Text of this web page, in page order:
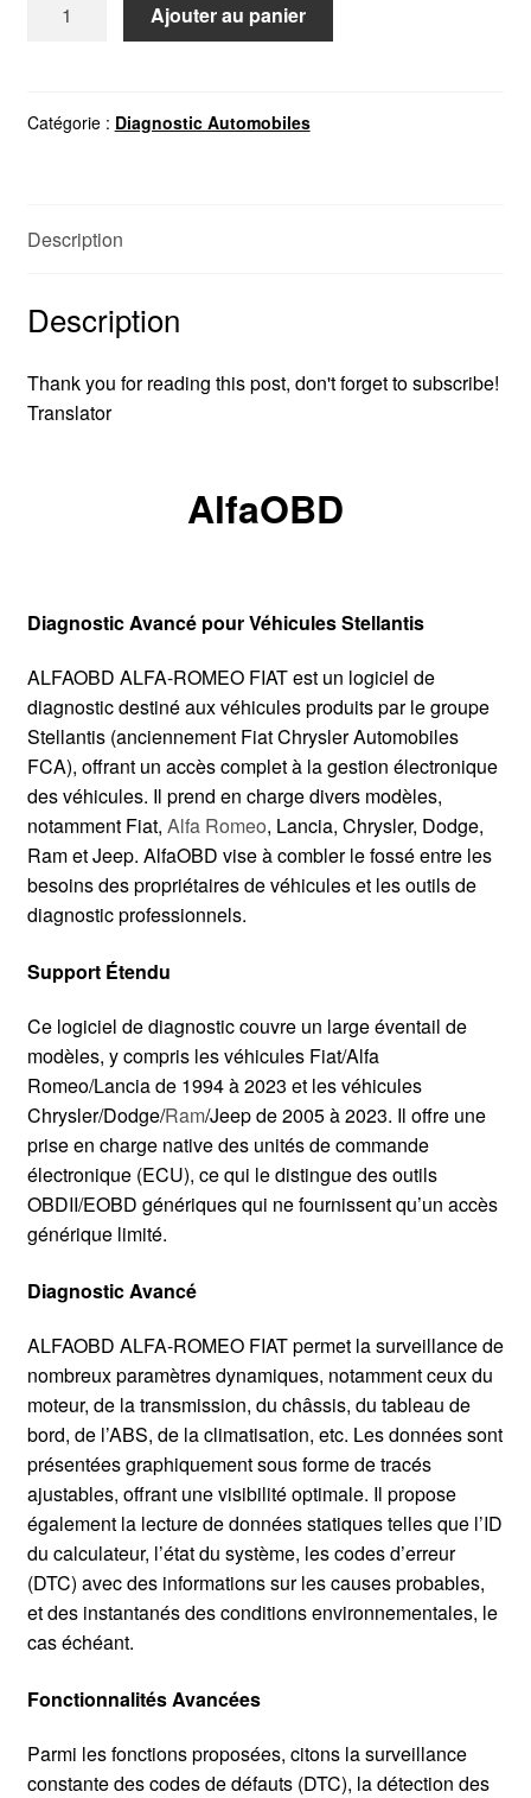
ROMEO
Ajouter au panier
Catégorie : Diagnostic Automobiles
Description
Description
Thank you for reading this post, don't forget to subscribe!
Translator
AlfaOBD
Diagnostic Avancé pour Véhicules Stellantis
ALFAOBD ALFA-ROMEO FIAT est un logiciel de
diagnostic destiné aux véhicules produits par le groupe
Stellantis (anciennement Fiat Chrysler Automobiles
FCA), offrant un accès complet à la gestion électronique
des véhicules. Il prend en charge divers modèles,
notamment Fiat, Alfa Romeo, Lancia, Chrysler, Dodge,
Ram et Jeep. AlfaOBD vise à combler le fossé entre les
besoins des propriétaires de véhicules et les outils de
diagnostic professionnels.
Support Étendu
Ce logiciel de diagnostic couvre un large éventail de
modèles, y compris les véhicules Fiat/Alfa
Romeo/Lancia de 1994 à 2023 et les véhicules
Chrysler/Dodge/Ram/Jeep de 2005 à 2023. Il offre une
prise en charge native des unités de commande
électronique (ECU), ce qui le distingue des outils
OBDII/EOBD génériques qui ne fournissent qu’un accès
générique limité.
Diagnostic Avancé
ALFAOBD ALFA-ROMEO FIAT permet la surveillance de
nombreux paramètres dynamiques, notamment ceux du
moteur, de la transmission, du châssis, du tableau de
bord, de l’ABS, de la climatisation, etc. Les données sont
présentées graphiquement sous forme de tracés
ajustables, offrant une visibilité optimale. Il propose
également la lecture de données statiques telles que l’ID
du calculateur, l’état du système, les codes d’erreur
(DTC) avec des informations sur les causes probables,
et des instantanés des conditions environnementales, le
cas échéant.
Fonctionnalités Avancées
Parmi les fonctions proposées, citons la surveillance
constante des codes de défauts (DTC), la détection des